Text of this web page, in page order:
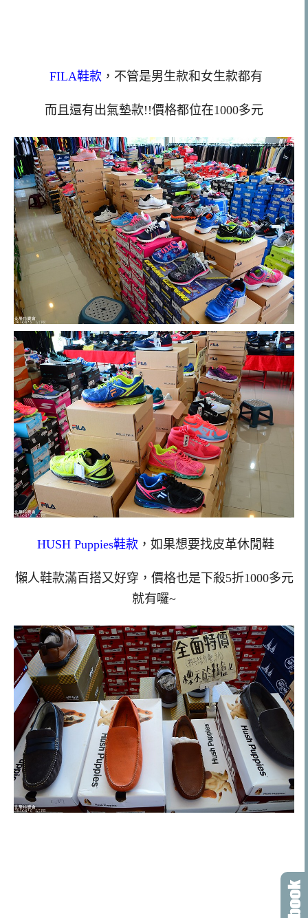
FILA鞋款 ，不管是男生款和女生款都有
而且還有出氣墊款!!價格都位在1000多元
HUSH Puppies鞋款 ，如果想要找皮革休閒鞋
懶人鞋款滿百搭又好穿，價格也是下殺5折1000多元
就有囉~